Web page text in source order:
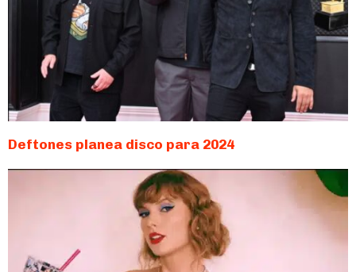
Deftones planea disco para 2024